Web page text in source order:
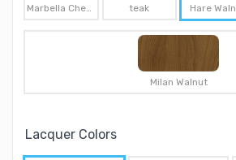
Marbella Cherry teak Hare
Milan Walnut
Lacquer Colors